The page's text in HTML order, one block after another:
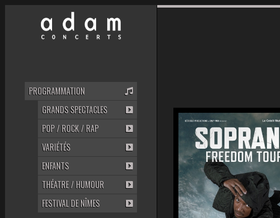
PROGRAMMATION
GRANDS SPECTACLES
POP / ROCK / RAP
VARIÉTÉS
ENFANTS
THÉATRE / HUMOUR
FESTIVAL DE NÎMES